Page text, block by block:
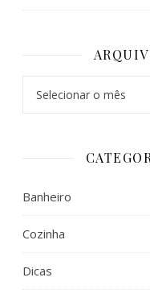
Banheiro
Cozinha
Dicas